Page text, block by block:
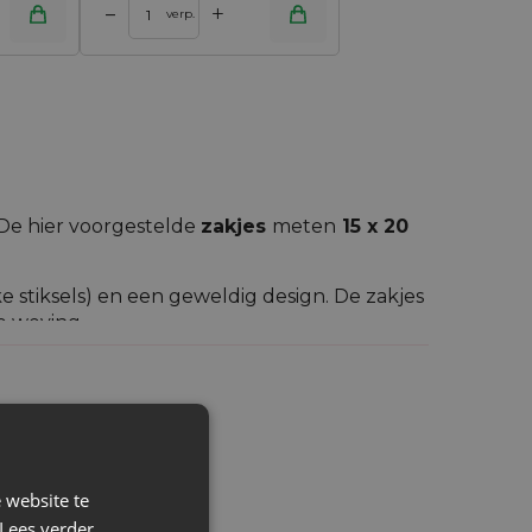
– verp. +
hier voorgestelde zakjes meten 15 x 20
en een geweldig design. De zakjes
weving.
zakken voor reclamegadgets (wij
cadeauverpakking en als decoratie-
lavendel, kaarsen en
website te